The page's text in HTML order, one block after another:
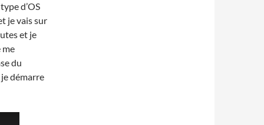
d’OS
je vais sur
et je
me
du
démarre